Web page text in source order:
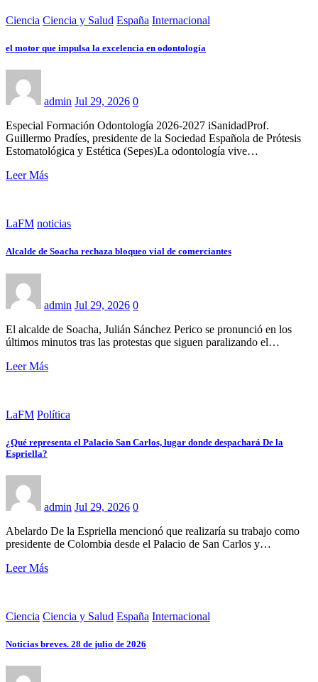
Ciencia Ciencia y Salud España Internacional
el motor que impulsa la excelencia en odontología
admin Jul 29, 2026 0
Especial Formación Odontología 2026-2027 iSanidadProf.
Guillermo Pradíes, presidente de la Sociedad Española de Prótesis
Estomatológica y Estética (Sepes)La odontología vive…
Leer Más
LaFM noticias
Alcalde de Soacha rechaza bloqueo vial de comerciantes
admin Jul 29, 2026 0
El alcalde de Soacha, Julián Sánchez Perico se pronunció en los
últimos minutos tras las protestas que siguen paralizando el…
Leer Más
LaFM Política
¿Qué representa el Palacio San Carlos, lugar donde despachará De la
Espriella?
admin Jul 29, 2026 0
Abelardo De la Espriella mencionó que realizaría su trabajo como
presidente de Colombia desde el Palacio de San Carlos y…
Leer Más
Ciencia Ciencia y Salud España Internacional
Noticias breves. 28 de julio de 2026